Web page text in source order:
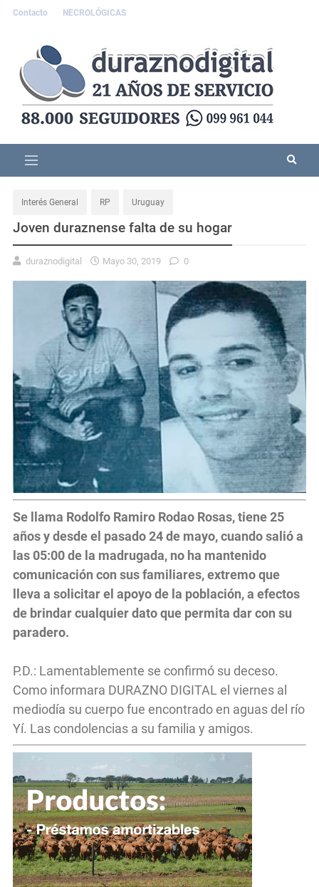
Contacto NECROLÓGICAS
Interés General RP Uruguay
Joven duraznense falta de su hogar
duraznodigital Mayo 30, 2019 0
Se llama Rodolfo Ramiro Rodao Rosas, tiene 25
años y desde el pasado 24 de mayo, cuando salió a
las 05:00 de la madrugada, no ha mantenido
comunicación con sus familiares, extremo que
lleva a solicitar el apoyo de la población, a efectos
de brindar cualquier dato que permita dar con su
paradero.
P.D.: Lamentablemente se confirmó su deceso.
Como informara DURAZNO DIGITAL el viernes al
mediodía su cuerpo fue encontrado en aguas del río
Yí. Las condolencias a su familia y amigos.